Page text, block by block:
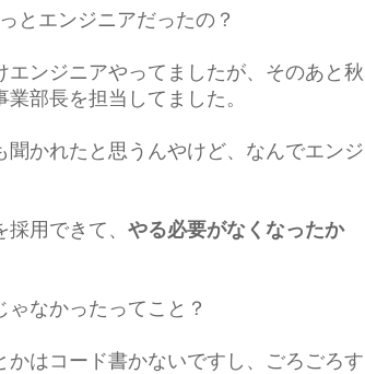
とエンジニアだったの？
エンジニアやってましたが、そのあと秋
部長を担当してました。
かれたと思うんやけど、なんでエンジ
用できて、 やる必要がなくなったか
なかったってこと？
はコード書かないですし、ごろごろす